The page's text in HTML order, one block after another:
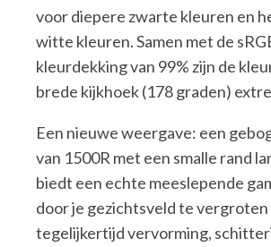
voor diepere zwarte kleuren en
witte kleuren. Samen met de
kleurdekking van 99% zijn de
brede kijkhoek (178 graden)
Een nieuwe weergave: een
van 1500R met een smalle rand
biedt een echte meeslepende
door je gezichtsveld te vergroten
tegelijkertijd vervorming,